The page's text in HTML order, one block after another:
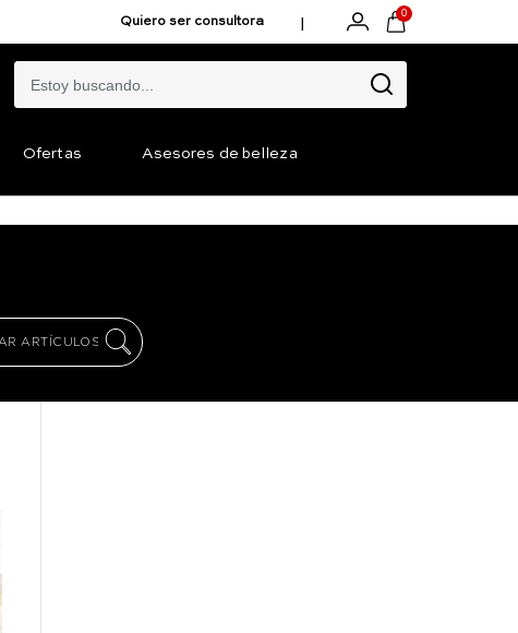
Quiero ser consultora | 0
Ofertas Asesores de belleza